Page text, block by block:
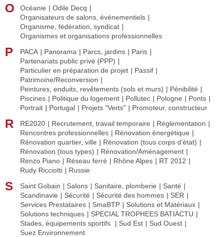
O Océanie
Odile Decq
Organisateurs de salons, événementiels
Organisme, fédération, syndicat
Organismes et organisations professionnelles
P PACA Panorama Parcs, jardins
Paris
Partenariats public privé (PPP)
Particulier en préparation de projet
Passif
Patrimoine/Reconversion
Peintures, enduits, revêtements (sols et murs)
Pénibilité
Piscines
Politique du logement Pollutec Pologne
Ponts
Portrait
Portugal Projets "Verts" Promoteur, constructeur
R RE2020 Recrutement, travail temporaire
Réglementation
Rencontres professionnelles
Rénovation énergétique
Rénovation quartier, ville
Rénovation (tous corps d'état)
Rénovation (tous types)
Rénovation/Aménagement
Renzo Piano
Réseau ferré Rhône Alpes
RT 2012
Rudy Ricciotti
Russie
S Saint Gobain Salons Sanitaire, plomberie
Santé
Scandinavie
Sécurité Sécurité des hommes
SER
Services Prestataires
SmaBTP
Solutions et Matériaux
Solutions techniques
SPECIAL TROPHEES BATIACTU
Stades, équipements sportifs
Sud Est
Sud Ouest
Suez Environnement